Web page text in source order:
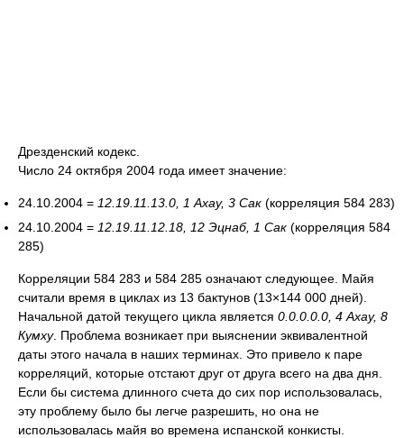
Дрезденский кодекс.
Число 24 октября 2004 года имеет значение:
24.10.2004 = 12.19.11.13.0, 1 Ахау, 3 Сак (корреляция 584 283)
24.10.2004 = 12.19.11.12.18, 12 Эцнаб, 1 Сак (корреляция 584
285)
Корреляции 584 283 и 584 285 означают следующее. Майя
считали время в циклах из 13 бактунов (13×144 000 дней).
Начальной датой текущего цикла является 0.0.0.0.0, 4 Ахау, 8
Кумху. Проблема возникает при выяснении эквивалентной
даты этого начала в наших терминах. Это привело к паре
корреляций, которые отстают друг от друга всего на два дня.
Если бы система длинного счета до сих пор использовалась,
эту проблему было бы легче разрешить, но она не
использовалась майя во времена испанской конкисты.